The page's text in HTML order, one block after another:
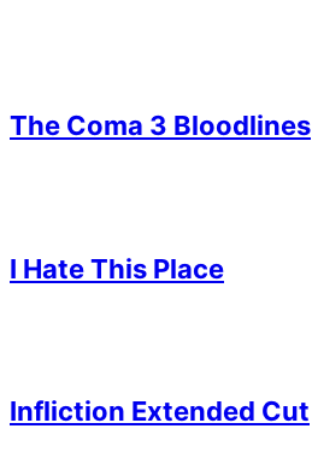
The Coma 3 Bloodlines
I Hate This Place
Infliction Extended Cut